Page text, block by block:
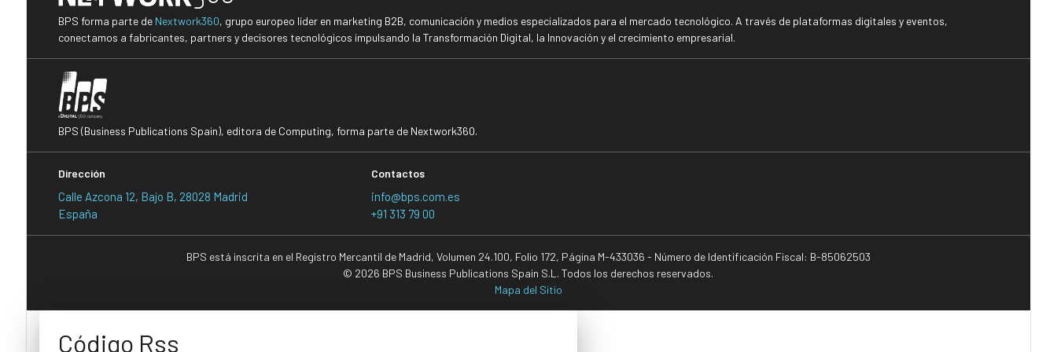
BPS forma parte de Nextwork360, grupo europeo líder en marketing B2B, comunicación y medios especializados para el mercado tecnológico. A través de plataformas digitales y eventos,
conectamos a fabricantes, partners y decisores tecnológicos impulsando la Transformación Digital, la Innovación y el crecimiento empresarial.
BPS (Business Publications Spain), editora de Computing, forma parte de Nextwork360.
Dirección
Calle Azcona 12, Bajo B, 28028 Madrid
España
Contactos
info@bps.com.es
+91 313 79 00
BPS está inscrita en el Registro Mercantil de Madrid, Volumen 24.100, Folio 172, Página M-433036 - Número de Identificación Fiscal: B-85062503
© 2026 BPS Business Publications Spain S.L. Todos los derechos reservados.
Mapa del Sitio
Código Rss